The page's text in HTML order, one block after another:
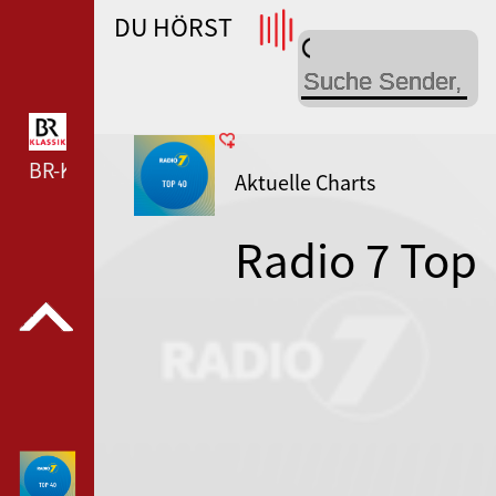
WDR 4 --- WDR 4 ---
BR-KLASSIK --- BR-KLASSIK ---
DU HÖRST
Aktuelle Charts
Radio 7 Top